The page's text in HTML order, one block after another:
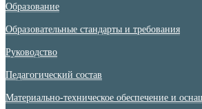
Образование
Образовательные стандарты и требования
Руководство
Педагогический состав
Материально-техническое обеспечение и